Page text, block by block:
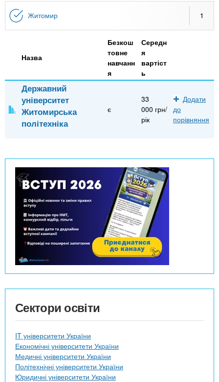
n
t
.
i
f
o
з
д
Онлайн курси
За кордоном
Житомир 1
Назва
Безкош
товне
навчанн
я
Середн
я
вартіст
ь
Державний
університет
Житомирська
політехніка
є
33
000 грн/
рік
Додати
до
порівняння
Сектори освіти
IT університети України
Економічні університети України
Медичні університети України
Політехнічні університети України
Юридичні університети України